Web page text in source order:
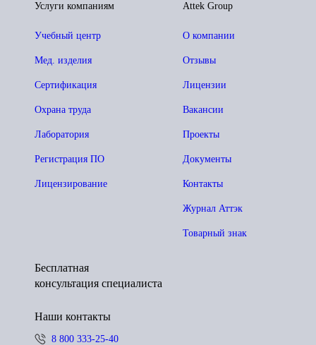
Attek Group
О компании
Отзывы
Лицензии
Вакансии
Проекты
Документы
Контакты
Журнал Аттэк
Товарный знак
Услуги компаниям
Учебный центр
Мед. изделия
Сертификация
Охрана труда
Лаборатория
Регистрация ПО
Лицензирование
Бесплатная
консультация специалиста
Наши контакты
8 800 333-25-40